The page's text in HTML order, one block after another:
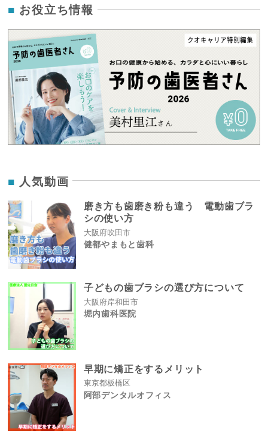
お役立ち情報
人気動画
磨き方も歯磨き粉も違う 電動歯ブラ
シの使い方
大阪府吹田市
健都やまもと歯科
子どもの歯ブラシの選び方について
大阪府岸和田市
堀内歯科医院
早期に矯正をするメリット
東京都板橋区
阿部デンタルオフィス